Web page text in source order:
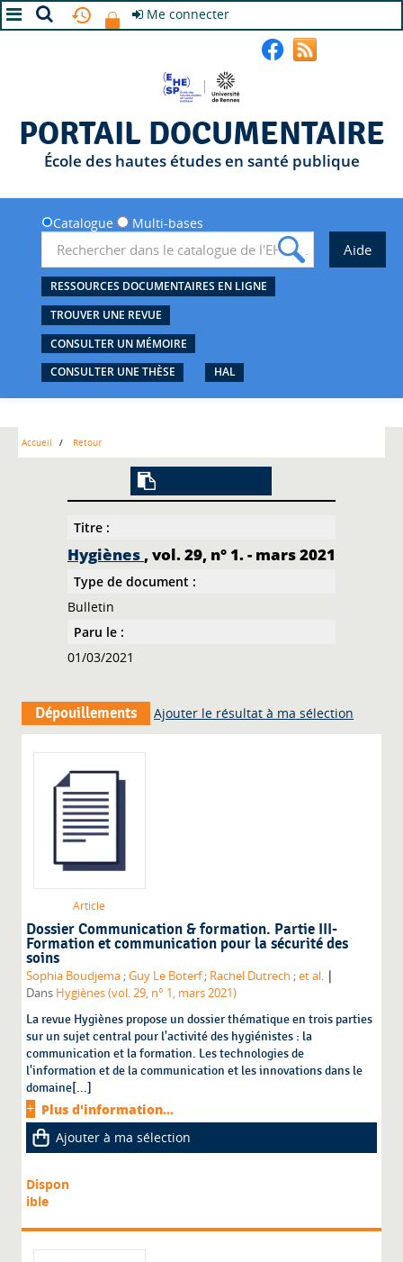
Me connecter
PORTAIL DOCUMENTAIRE
École des hautes études en santé publique
Catalogue Multi-bases
RESSOURCES DOCUMENTAIRES EN LIGNE
TROUVER UNE REVUE
CONSULTER UN MÉMOIRE
CONSULTER UNE THÈSE
HAL
Accueil Retour
Titre :
Hygiènes , vol. 29, n° 1. - mars 2021
Type de document :
Bulletin
Paru le :
01/03/2021
Dépouillements Ajouter le résultat à ma sélection
Article
Dossier Communication & formation. Partie III-
Formation et communication pour la sécurité des
soins
Sophia Boudjema ;Guy Le Boterf ; Rachel Dutrech ;et al. |
Dans Hygiènes (vol. 29, n° 1, mars 2021)
La revue Hygiènes propose un dossier thématique en trois parties
sur un sujet central pour l'activité des hygiénistes : la
communication et la formation. Les technologies de
l'information et de la communication et les innovations dans le
domaine[...]
Plus d'information...
Ajouter à ma sélection
Dispon
ible